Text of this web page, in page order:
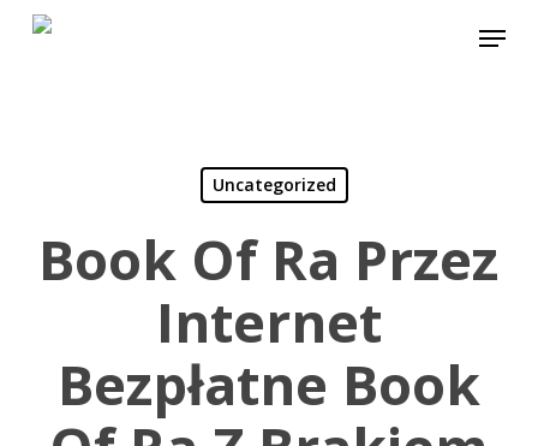
Skip
Menu
Uncategorized
Book Of Ra Przez
Internet
Bezpłatne Book